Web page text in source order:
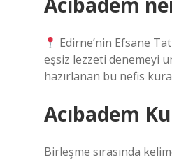
Edirne’nin Efsane
eşsiz lezzeti denemeyi
hazırlanan bu nefis
Acıbadem
Birleşme sırasında